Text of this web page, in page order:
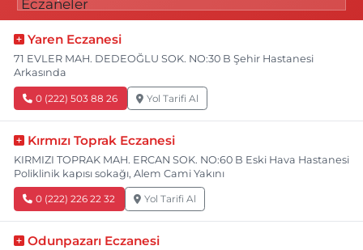
Yaren Eczanesi
71 EVLER MAH. DEDEOĞLU SOK. NO:30 B Şehir Hastanesi
Arkasında
0 (222) 503 88 26 Yol Tarifi Al
Kırmızı Toprak Eczanesi
KIRMIZI TOPRAK MAH. ERCAN SOK. NO:60 B Eski Hava Hastanesi
Poliklinik kapısı sokağı, Alem Cami Yakını
0 (222) 226 22 32 Yol Tarifi Al
Odunpazarı Eczanesi